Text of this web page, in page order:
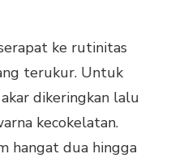
ke rutinitas
terukur. Untuk
dikeringkan lalu
kecokelatan.
hangat dua hingga